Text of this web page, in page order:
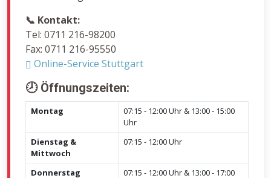
📞 Kontakt:
Tel: 0711 216-98200
Fax: 0711 216-95550
Online-Service Stuttgart
🕗 Öffnungszeiten:
Montag
07:15 - 12:00 Uhr & 13:00 - 15:00
Uhr
Dienstag &
Mittwoch
07:15 - 12:00 Uhr
Donnerstag
07:15 - 12:00 Uhr & 13:00 - 17:00